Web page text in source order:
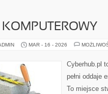
KOMPUTEROWY
MAR - 16 - 2026
Cyberhub.pl
pełni oddaje
To miejsce